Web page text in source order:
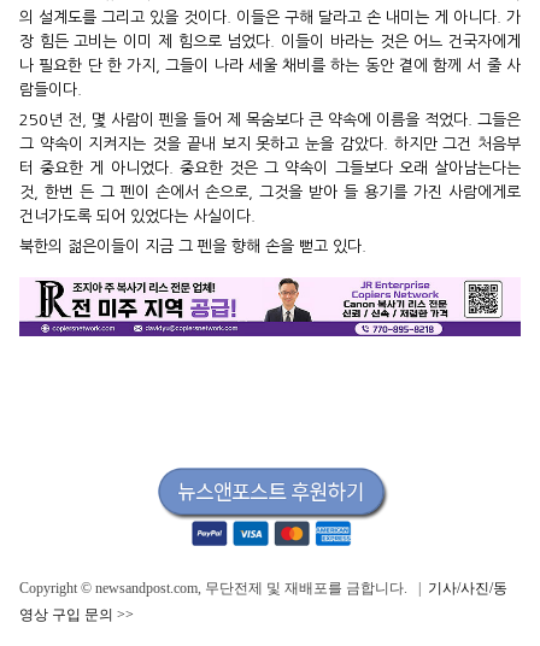
의 설계도를 그리고 있을 것이다. 이들은 구해 달라고 손 내미는 게 아니다. 가
장 힘든 고비는 이미 제 힘으로 넘었다. 이들이 바라는 것은 어느 건국자에게
나 필요한 단 한 가지, 그들이 나라 세울 채비를 하는 동안 곁에 함께 서 줄 사
람들이다.
250년 전, 몇 사람이 펜을 들어 제 목숨보다 큰 약속에 이름을 적었다. 그들은
그 약속이 지켜지는 것을 끝내 보지 못하고 눈을 감았다. 하지만 그건 처음부
터 중요한 게 아니었다. 중요한 것은 그 약속이 그들보다 오래 살아남는다는
것, 한번 든 그 펜이 손에서 손으로, 그것을 받아 들 용기를 가진 사람에게로
건너가도록 되어 있었다는 사실이다.
북한의 젊은이들이 지금 그 펜을 향해 손을 뻗고 있다.
Copyright © newsandpost.com, 무단전제 및 재배포를 금합니다. | 기사/사진/동
영상 구입 문의 >>